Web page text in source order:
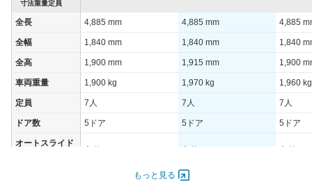
寸法重量定員
全長 4,885 mm 4,885 mm 4,885
全幅 1,840 mm 1,840 mm 1,840
全高 1,900 mm 1,915 mm 1,900
車両重量 1,900 kg 1,970 kg 1,960 kg
定員 7人 7人 7人
ドア数 5ドア 5ドア 5ドア
オートスライド
あり あり あり
もっと見る